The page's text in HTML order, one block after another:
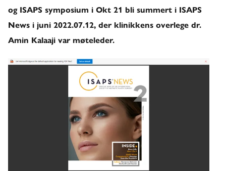
og ISAPS symposium i Okt 21 bli summert i ISAPS
News i juni 2022.07.12, der klinikkens overlege dr.
Amin Kalaaji var møteleder.